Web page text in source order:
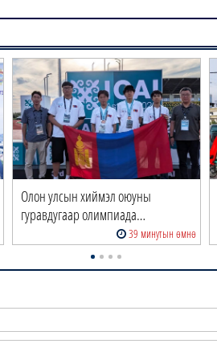
Олон улсын хиймэл оюуны
гуравдугаар олимпиада…
39 минутын өмнө